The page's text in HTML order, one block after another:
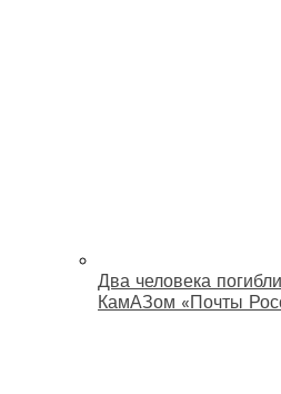
Два человека
КамАЗом «Почты